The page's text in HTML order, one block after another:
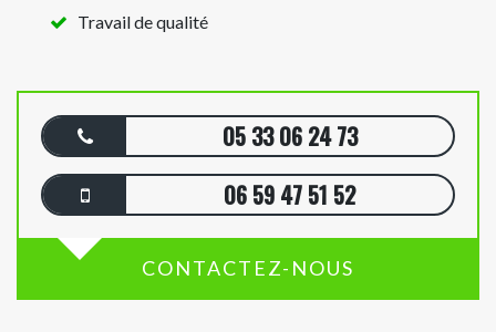
Travail de qualité
05 33 06 24 73
06 59 47 51 52
CONTACTEZ-NOUS